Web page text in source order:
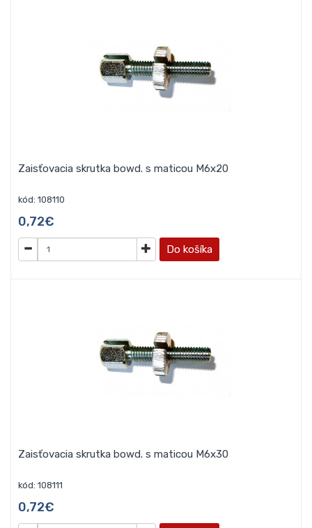
Zaisťovacia skrutka bowd. s maticou M6x20
kód: 108110
0,72€
Do košíka
Zaisťovacia skrutka bowd. s maticou M6x30
kód: 108111
0,72€